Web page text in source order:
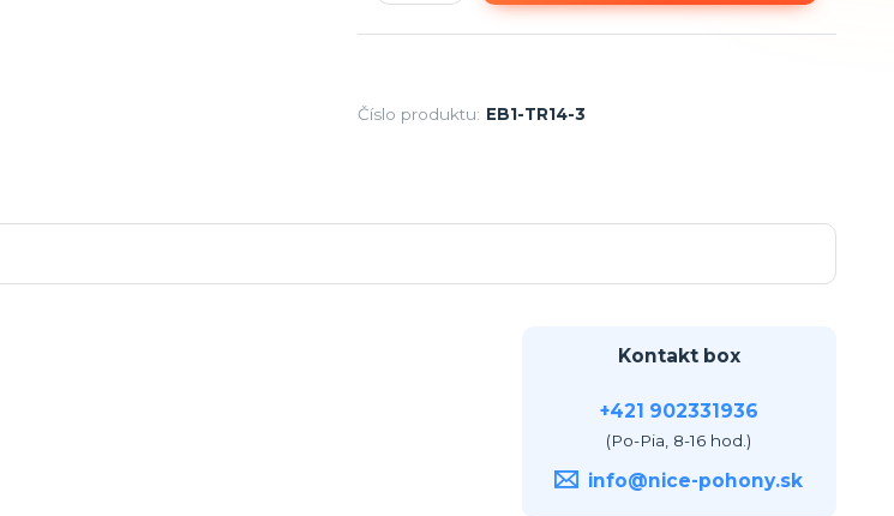
Číslo produktu: EB1-TR14-3
Kontakt box
+421 902331936
(Po-Pia, 8-16 hod.)
info@nice-pohony.sk